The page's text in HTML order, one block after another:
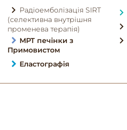
Радіоемболізація SIRT
(селективна внутрішня
променева терапія)
МРТ печінки з
Примовистом
Еластографія